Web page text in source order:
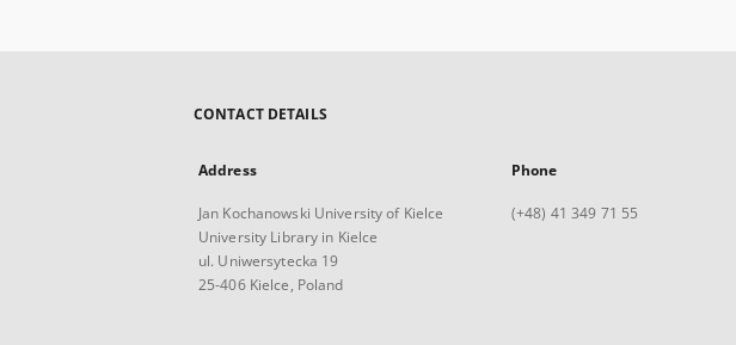
CONTACT DETAILS
Address
Jan Kochanowski University of Kielce
University Library in Kielce
ul. Uniwersytecka 19
25-406 Kielce, Poland
Phone
(+48) 41 349 71 55